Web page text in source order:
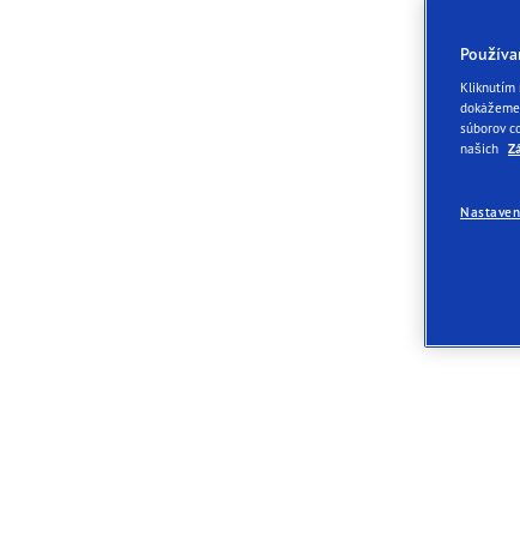
Kliknutím
súborov
našich